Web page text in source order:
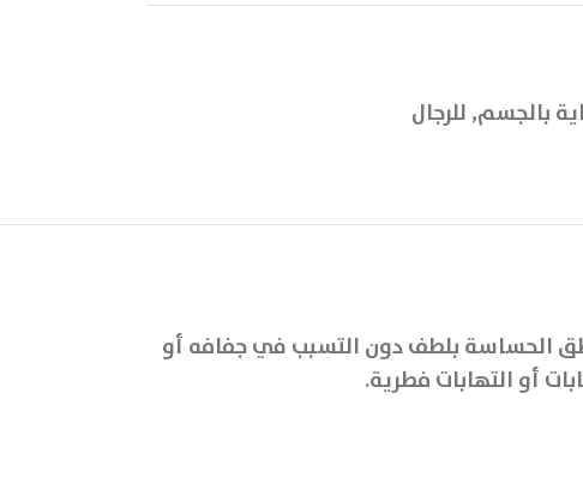
بالجسم, للرجال
الحساسة بلطف دون التسبب في جفافه أو
أو التهابات فطرية.